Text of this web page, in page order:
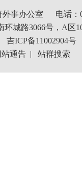
外事办公室
电话：
环城路3066号，A区
吉ICP备11002904号
站通告 | 站群搜索